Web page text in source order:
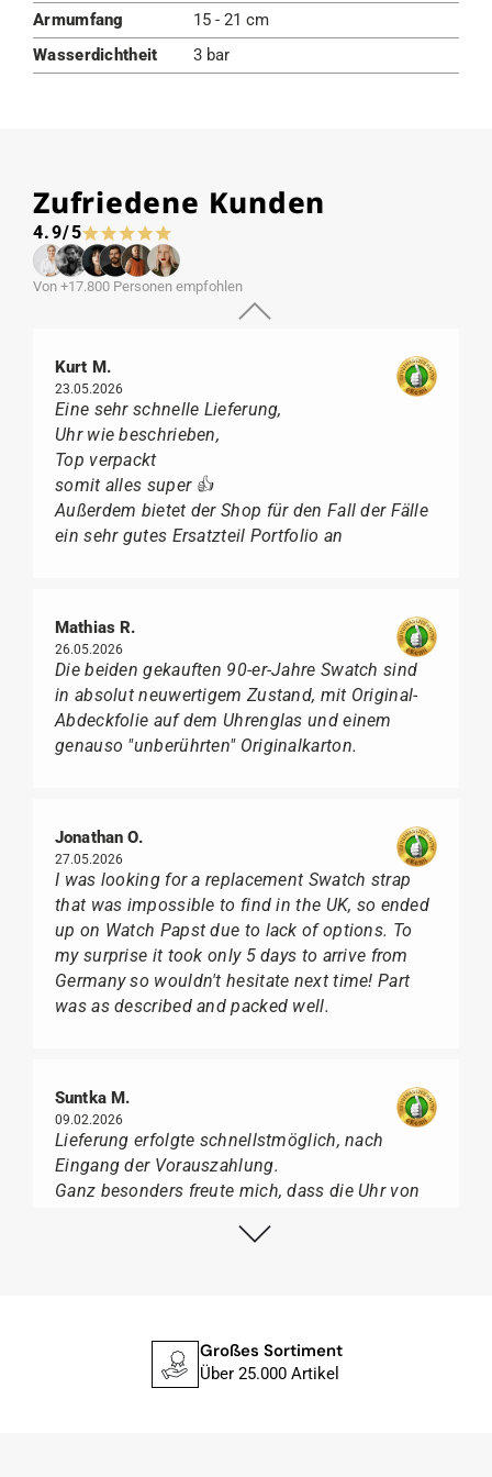
Armumfang
15 - 21 cm
Wasserdichtheit
3 bar
Zufriedene Kunden
4.9/5
Von +17.800 Personen empfohlen
Kurt M.
23.05.2026
Eine sehr schnelle Lieferung,
Uhr wie beschrieben,
Top verpackt
somit alles super 👍
Außerdem bietet der Shop für den Fall der Fälle
ein sehr gutes Ersatzteil Portfolio an
Mathias R.
26.05.2026
Die beiden gekauften 90-er-Jahre Swatch sind
in absolut neuwertigem Zustand, mit Original-
Abdeckfolie auf dem Uhrenglas und einem
genauso "unberührten" Originalkarton.
Jonathan O.
27.05.2026
I was looking for a replacement Swatch strap
that was impossible to find in the UK, so ended
up on Watch Papst due to lack of options. To
my surprise it took only 5 days to arrive from
Germany so wouldn't hesitate next time! Part
was as described and packed well.
Suntka M.
09.02.2026
Lieferung erfolgte schnellstmöglich, nach
Eingang der Vorauszahlung.
Ganz besonders freute mich, dass die Uhr von
geliefert wurde, sondern mit der gelben
für seine professionelle Arbeit und tollen
Service extrem weiter empfehlen.
Großes Sortiment
Über 25.000 Artikel